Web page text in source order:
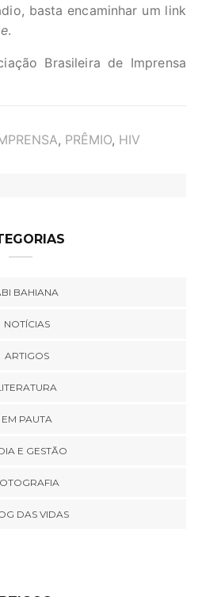
basta encaminhar um link
.
Brasileira de Imprensa
, PRÊMIO, HIV
BAHIANA
NOTÍCIAS
ARTIGOS
EM PAUTA
E GESTÃO
DAS VIDAS